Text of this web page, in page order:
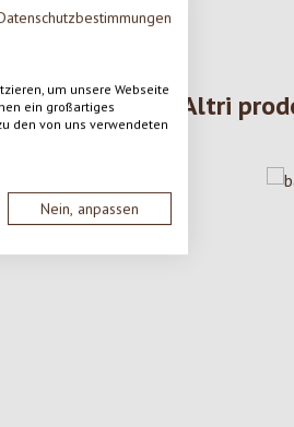
um unsere Webseite
ein großartiges
den von uns verwendeten
Nein, anpassen
Altri